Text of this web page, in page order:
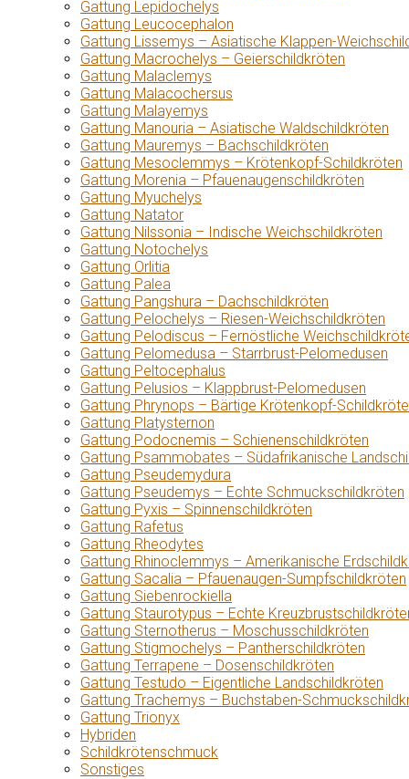
Gattung Lepidochelys
Gattung Leucocephalon
Gattung Lissemys – Asiatische Klappen-
Gattung Macrochelys – Geierschildkröten
Gattung Malaclemys
Gattung Malacochersus
Gattung Malayemys
Gattung Manouria – Asiatische Waldschildkröten
Gattung Mauremys – Bachschildkröten
Gattung Mesoclemmys – Krötenkopf-Schildkröten
Gattung Morenia – Pfauenaugenschildkröten
Gattung Myuchelys
Gattung Natator
Gattung Nilssonia – Indische Weichschildkröten
Gattung Notochelys
Gattung Orlitia
Gattung Palea
Gattung Pangshura – Dachschildkröten
Gattung Pelochelys – Riesen-Weichschildkröten
Gattung Pelodiscus – Fernöstliche
Gattung Pelomedusa – Starrbrust-Pelomedusen
Gattung Peltocephalus
Gattung Pelusios – Klappbrust-Pelomedusen
Gattung Phrynops – Bärtige Krötenkopf-
Gattung Platysternon
Gattung Podocnemis – Schienenschildkröten
Gattung Psammobates – Südafrikanische
Gattung Pseudemydura
Gattung Pseudemys – Echte Schmuckschildkröten
Gattung Pyxis – Spinnenschildkröten
Gattung Rafetus
Gattung Rheodytes
Gattung Rhinoclemmys – Amerikanische
Gattung Sacalia – Pfauenaugen-Sumpfschildkröten
Gattung Siebenrockiella
Gattung Staurotypus – Echte
Gattung Sternotherus – Moschusschildkröten
Gattung Stigmochelys – Pantherschildkröten
Gattung Terrapene – Dosenschildkröten
Gattung Testudo – Eigentliche Landschildkröten
Gattung Trachemys – Buchstaben-
Gattung Trionyx
Hybriden
Schildkrötenschmuck
Sonstiges